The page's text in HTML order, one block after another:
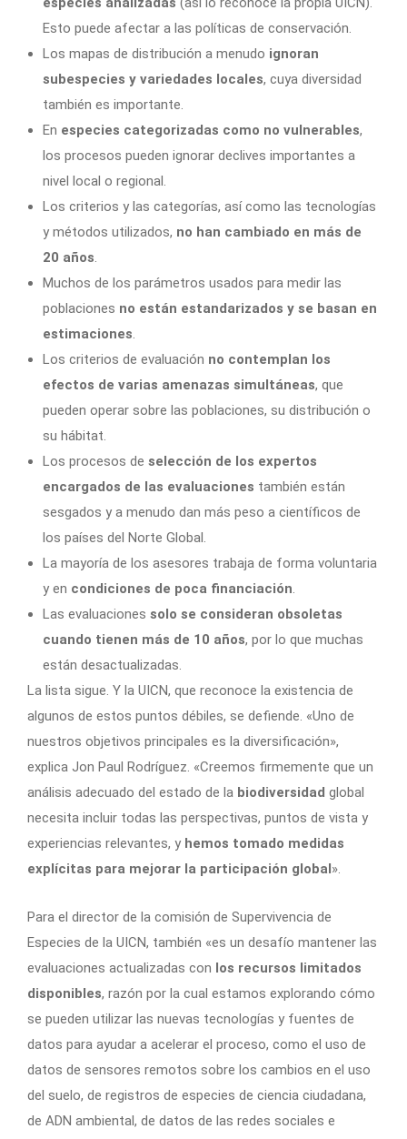
Esto puede afectar a las políticas de conservación.
Los mapas de distribución a menudo ignoran
subespecies y variedades locales, cuya diversidad
también es importante.
En especies categorizadas como no vulnerables,
los procesos pueden ignorar declives importantes a
nivel local o regional.
Los criterios y las categorías, así como las tecnologías
y métodos utilizados, no han cambiado en más de
20 años.
Muchos de los parámetros usados para medir las
poblaciones no están estandarizados y se basan en
estimaciones.
Los criterios de evaluación no contemplan los
efectos de varias amenazas simultáneas, que
pueden operar sobre las poblaciones, su distribución o
su hábitat.
Los procesos de selección de los expertos
encargados de las evaluaciones también están
sesgados y a menudo dan más peso a científicos de
los países del Norte Global.
La mayoría de los asesores trabaja de forma voluntaria
y en condiciones de poca financiación.
Las evaluaciones solo se consideran obsoletas
cuando tienen más de 10 años, por lo que muchas
están desactualizadas.
La lista sigue. Y la UICN, que reconoce la existencia de
algunos de estos puntos débiles, se defiende. «Uno de
nuestros objetivos principales es la diversificación»,
explica Jon Paul Rodríguez. «Creemos firmemente que un
análisis adecuado del estado de la biodiversidad global
necesita incluir todas las perspectivas, puntos de vista y
experiencias relevantes, y hemos tomado medidas
explícitas para mejorar la participación global».
Para el director de la comisión de Supervivencia de
Especies de la UICN, también «es un desafío mantener las
evaluaciones actualizadas con los recursos limitados
disponibles, razón por la cual estamos explorando cómo
se pueden utilizar las nuevas tecnologías y fuentes de
datos para ayudar a acelerar el proceso, como el uso de
datos de sensores remotos sobre los cambios en el uso
del suelo, de registros de especies de ciencia ciudadana,
de ADN ambiental, de datos de las redes sociales e